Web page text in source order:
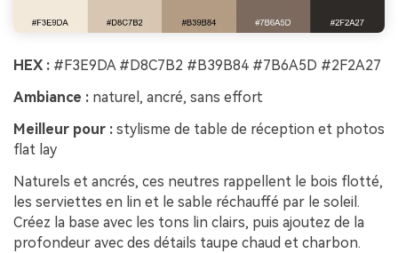
HEX : #F3E9DA #D8C7B2 #B39B84 #7B6A5D #2F2A27
Ambiance : naturel, ancré, sans effort
Meilleur pour : stylisme de table de réception et photos
flat lay
Naturels et ancrés, ces neutres rappellent le bois flotté,
les serviettes en lin et le sable réchauffé par le soleil.
Créez la base avec les tons lin clairs, puis ajoutez de la
profondeur avec des détails taupe chaud et charbon.